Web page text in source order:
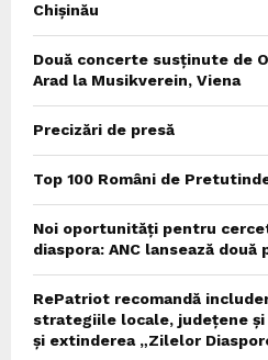
Chișinău
Două concerte susținute de
Arad la Musikverein, Viena
Precizări de presă
Top 100 Români de
Noi oportunități pentru
diaspora: ANC lansează
RePatriot recomandă
strategiile locale, județene
și extinderea „Zilelor